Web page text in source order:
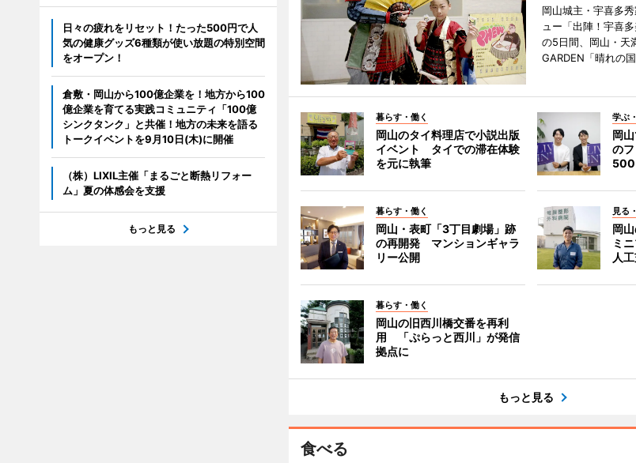
岡山城主・宇喜多
ュー「出陣！宇喜
の5日間、岡山・天
GARDEN「晴れの
暮らす・働く
岡山のタイ料理店で小説出版
イベント タイでの滞在体験
を元に執筆
学ぶ
岡
の
500
暮らす・働く
岡山・表町「3丁目劇場」跡
の再開発 マンションギャラ
リー公開
見る
岡
ミ
人
暮らす・働く
岡山の旧西川橋交番を再利
用 「ぷらっと西川」が発信
拠点に
もっと見る
食べる
日々の疲れをリセット！たった500円で人
気の健康グッズ6種類が使い放題の特別空間
をオープン！
倉敷・岡山から100億企業を！地方から100
億企業を育てる実践コミュニティ「100億
シンクタンク」と共催！地方の未来を語る
トークイベントを9月10日(木)に開催
（株）LIXIL主催「まるごと断熱リフォー
ム」夏の体感会を支援
もっと見る